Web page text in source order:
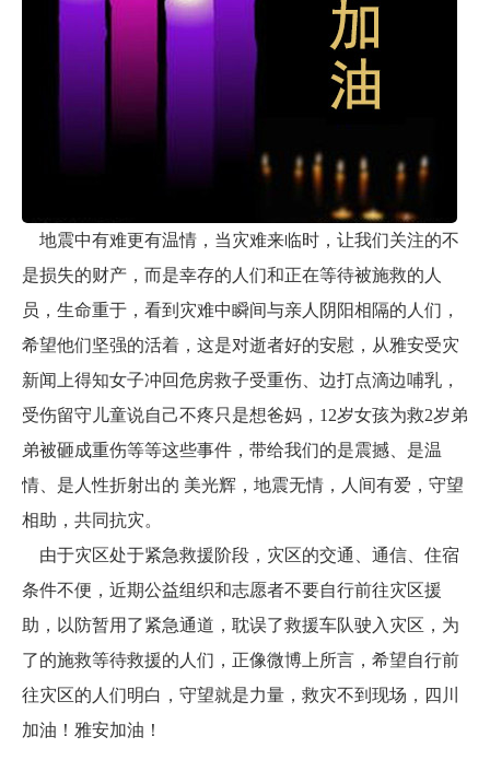
地震中有难更有温情，当灾难来临时，让我们关注的不
是损失的财产，而是幸存的人们和正在等待被施救的人
员，生命重于，看到灾难中瞬间与亲人阴阳相隔的人们，
希望他们坚强的活着，这是对逝者好的安慰，从雅安受灾
新闻上得知女子冲回危房救子受重伤、边打点滴边哺乳，
受伤留守儿童说自己不疼只是想爸妈，12岁女孩为救2岁弟
弟被砸成重伤等等这些事件，带给我们的是震撼、是温
情、是人性折射出的 美光辉，地震无情，人间有爱，守望
相助，共同抗灾。
由于灾区处于紧急救援阶段，灾区的交通、通信、住宿
条件不便，近期公益组织和志愿者不要自行前往灾区援
助，以防暂用了紧急通道，耽误了救援车队驶入灾区，为
了的施救等待救援的人们，正像微博上所言，希望自行前
往灾区的人们明白，守望就是力量，救灾不到现场，四川
加油！雅安加油！